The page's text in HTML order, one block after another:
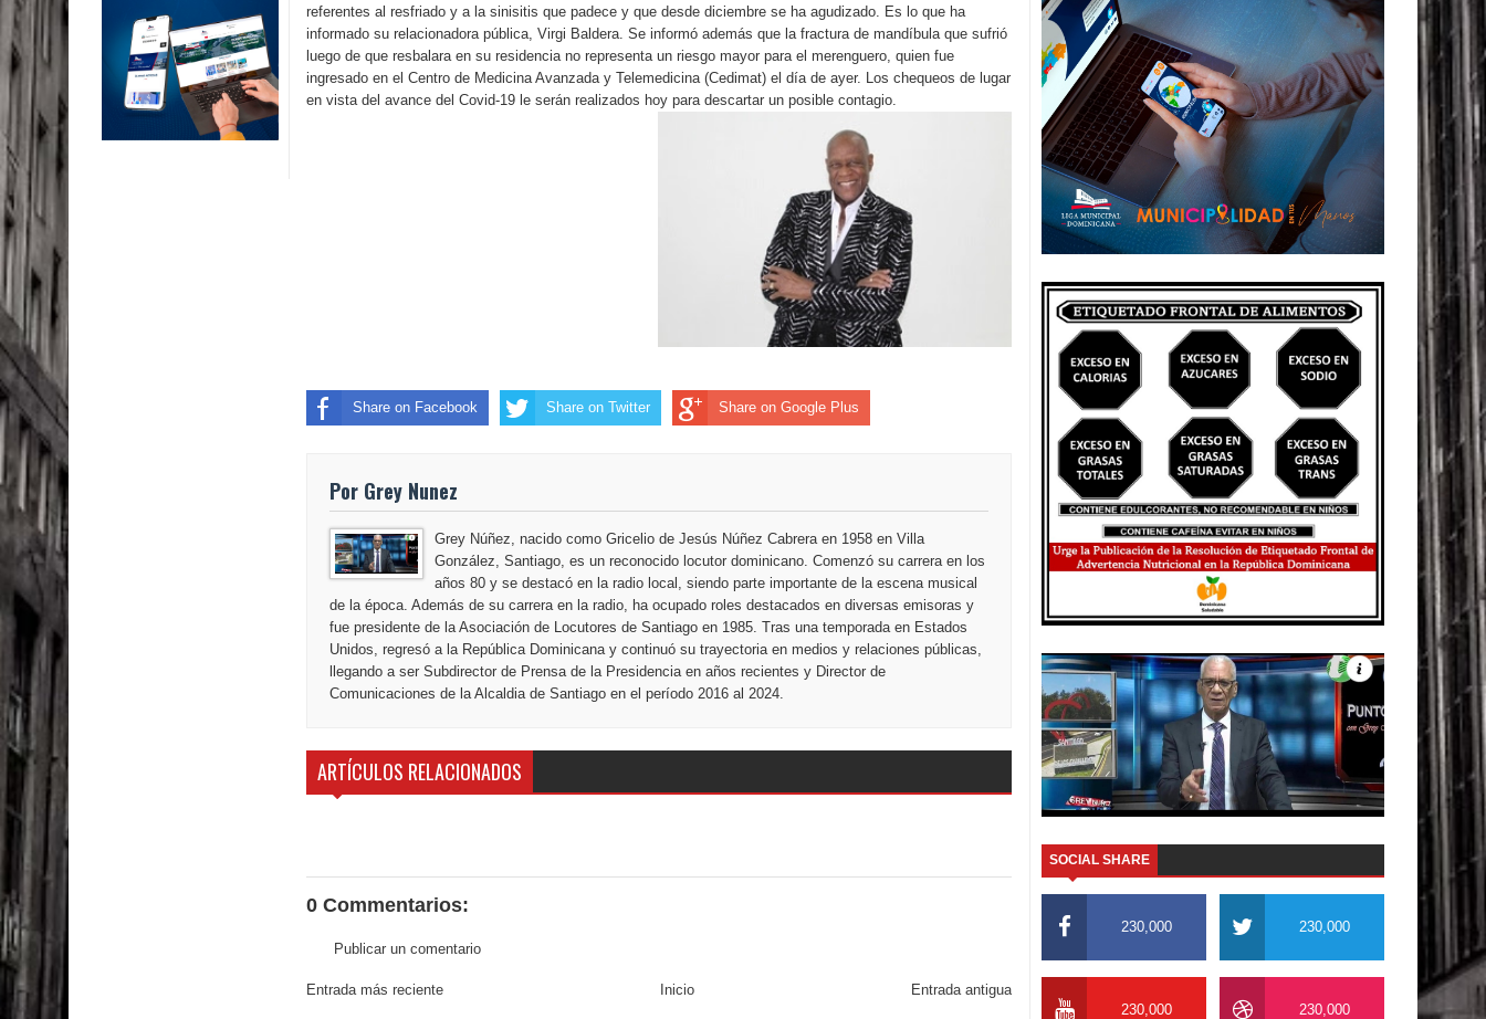
TC declara inconstitucional decreto sobre horarios de venta de alcohol vigente desde 2006 y exige ley del
Congreso
Presidente LMD Víctor D´Aza supervisa obra relleno sanitario y se reúne con alcalde San Cristóbal
Diputado Félix Michell Rodríguez reveló que con Presupuesto Complementario gobierno endeuda país con
El PRM tendrá desde el próximo domingo una dirección de hombres
referentes al resfriado y a la sinisitis que padece y que desde diciembre se ha agudizado. Es lo que ha
informado su relacionadora pública, Virgi Baldera. Se informó además que la fractura de mandíbula que sufrió
luego de que resbalara en su residencia no representa un riesgo mayor para el merenguero, quien fue
ingresado en el Centro de Medicina Avanzada y Telemedicina (Cedimat) el día de ayer. Los chequeos de lugar
en vista del avance del Covid-19 le serán realizados hoy para descartar un posible contagio.
Share on Facebook Share on Twitter Share on Google Plus
Por Grey Nunez
Grey Núñez, nacido como Gricelio de Jesús Núñez Cabrera en 1958 en Villa
González, Santiago, es un reconocido locutor dominicano. Comenzó su carrera en los
años 80 y se destacó en la radio local, siendo parte importante de la escena musical
de la época. Además de su carrera en la radio, ha ocupado roles destacados en diversas emisoras y
fue presidente de la Asociación de Locutores de Santiago en 1985. Tras una temporada en Estados
Unidos, regresó a la República Dominicana y continuó su trayectoria en medios y relaciones públicas,
llegando a ser Subdirector de Prensa de la Presidencia en años recientes y Director de
Comunicaciones de la Alcaldia de Santiago en el período 2016 al 2024.
ARTÍCULOS RELACIONADOS
0 Commentarios:
Publicar un comentario
Entrada más reciente Entrada antigua
Inicio
SOCIAL SHARE
230,000 230,000
230,000 230,000